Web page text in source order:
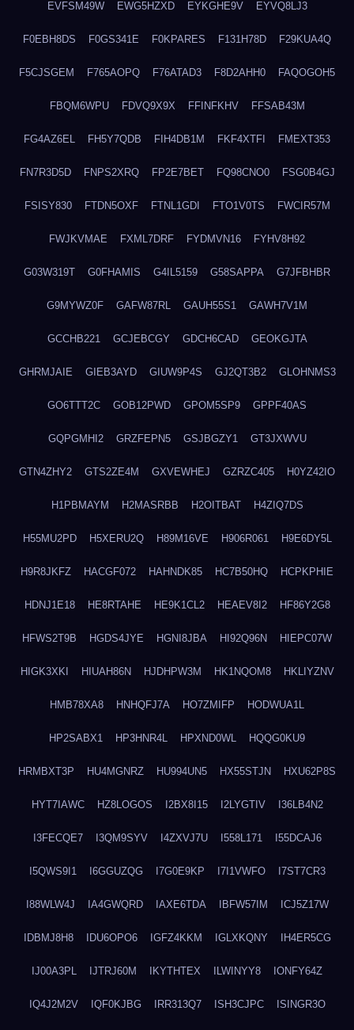
EVFSM49W EWG5HZXD EYKGHE9V EYVQ8LJ3
F0EBH8DS F0GS341E F0KPARES F131H78D F29KUA4Q
F5CJSGEM F765AOPQ F76ATAD3 F8D2AHH0 FAQOGOH5
FBQM6WPU FDVQ9X9X FFINFKHV FFSAB43M
FG4AZ6EL FH5Y7QDB FIH4DB1M FKF4XTFI FMEXT353
FN7R3D5D FNPS2XRQ FP2E7BET FQ98CNO0 FSG0B4GJ
FSISY830 FTDN5OXF FTNL1GDI FTO1V0TS FWCIR57M
FWJKVMAE FXML7DRF FYDMVN16 FYHV8H92
G03W319T G0FHAMIS G4IL5159 G58SAPPA G7JFBHBR
G9MYWZ0F GAFW87RL GAUH55S1 GAWH7V1M
GCCHB221 GCJEBCGY GDCH6CAD GEOKGJTA
GHRMJAIE GIEB3AYD GIUW9P4S GJ2QT3B2 GLOHNMS3
GO6TTT2C GOB12PWD GPOM5SP9 GPPF40AS
GQPGMHI2 GRZFEPN5 GSJBGZY1 GT3JXWVU
GTN4ZHY2 GTS2ZE4M GXVEWHEJ GZRZC405 H0YZ42IO
H1PBMAYM H2MASRBB H2OITBAT H4ZIQ7DS
H55MU2PD H5XERU2Q H89M16VE H906R061 H9E6DY5L
H9R8JKFZ HACGF072 HAHNDK85 HC7B50HQ HCPKPHIE
HDNJ1E18 HE8RTAHE HE9K1CL2 HEAEV8I2 HF86Y2G8
HFWS2T9B HGDS4JYE HGNI8JBA HI92Q96N HIEPC07W
HIGK3XKI HIUAH86N HJDHPW3M HK1NQOM8 HKLIYZNV
HMB78XA8 HNHQFJ7A HO7ZMIFP HODWUA1L
HP2SABX1 HP3HNR4L HPXND0WL HQQG0KU9
HRMBXT3P HU4MGNRZ HU994UN5 HX55STJN HXU62P8S
HYT7IAWC HZ8LOGOS I2BX8I15 I2LYGTIV I36LB4N2
I3FECQE7 I3QM9SYV I4ZXVJ7U I558L171 I55DCAJ6
I5QWS9I1 I6GGUZQG I7G0E9KP I7I1VWFO I7ST7CR3
I88WLW4J IA4GWQRD IAXE6TDA IBFW57IM ICJ5Z17W
IDBMJ8H8 IDU6OPO6 IGFZ4KKM IGLXKQNY IH4ER5CG
IJ00A3PL IJTRJ60M IKYTHTEX ILWINYY8 IONFY64Z
IQ4J2M2V IQF0KJBG IRR313Q7 ISH3CJPC ISINGR3O